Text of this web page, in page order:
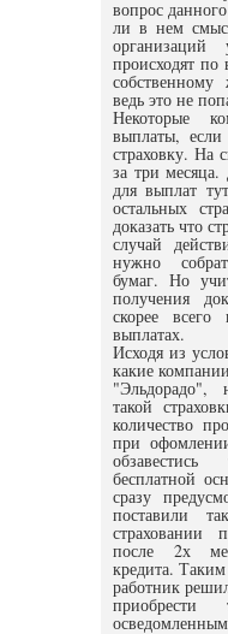
вопрос
ли в нем
происходят
ведь это не
Некоторые
выплаты,
страховку. На
за три
для выплат
остальных
доказать что
случай
нужно
бумаг. Но
получения
скорее всего
выплатах.
Исходя из
какие
"Эльдорадо",
такой
количество
при
бесплатной
сразу
поставили
страховании
после 2х
кредита.
работник